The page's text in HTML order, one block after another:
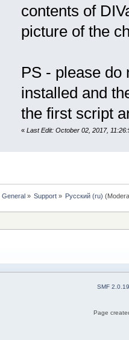
contents of
picture of the
PS - please do
installed and
the first script
« Last Edit: October 02, 2017,
General» Support» Русский (ru)
SMF 2.0.19
Page